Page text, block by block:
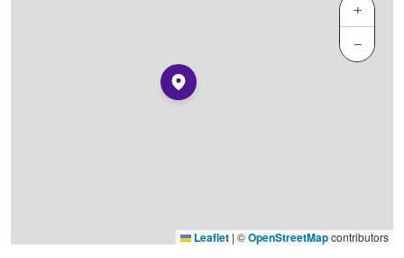
+
−
Leaflet | ©OpenStreetMapcontributors